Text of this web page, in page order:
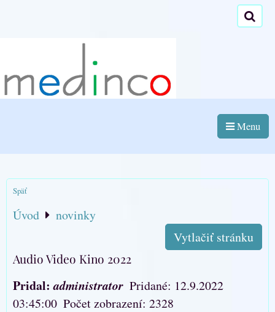
Menu
Späť
Úvod
novinky
Vytlačiť stránku
Audio Video Kino 2022
Pridal:administrator Pridané: 12.9.2022
03:45:00 Počet zobrazení: 2328